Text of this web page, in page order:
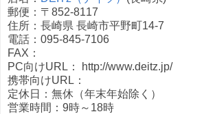
郵便：〒852-8117
住所：長崎県 長崎市平野町14-7
電話：095-845-7106
FAX：
PC向けURL： http://www.deitz.jp/
携帯向けURL：
定休日：無休（年末年始除く）
営業時間：9時～18時